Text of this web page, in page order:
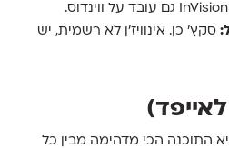
סקץ׳ כן. אינוויז׳ן לא רשמית, יש
התוכנה הכי מדהימה מבין כל